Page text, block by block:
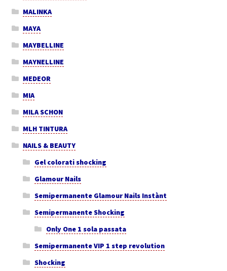
MALINKA
MAYA
MAYBELLINE
MAYNELLINE
MEDEOR
MIA
MILA SCHON
MLH TINTURA
NAILS & BEAUTY
Gel colorati shocking
Glamour Nails
Semipermanente Glamour Nails Instànt
Semipermanente Shocking
Only One 1 sola passata
Semipermanente VIP 1 step revolution
Shocking